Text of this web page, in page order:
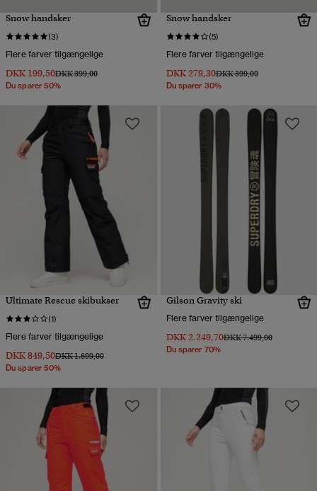
Snow handsker
(3)
Flere farver tilgængelige
DKK 199,50Pris nedsat fra
DKK 399,00til
Du sparer 50%
Snow handsker
(5)
Flere farver tilgængelige
DKK 279,30Pris nedsat fra
DKK 399,00til
Du sparer 30%
Ultimate Rescue skibukser
(1)
Flere farver tilgængelige
DKK 849,50Pris nedsat fra
DKK 1.699,00til
Du sparer 50%
Gilson Gravity ski
Flere farver tilgængelige
DKK 2.249,70Pris nedsat fra
DKK 7.499,00til
Du sparer 70%